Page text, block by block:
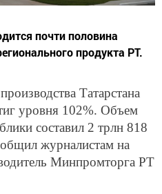
почти половина
продукта РТ.
Татарстана
уровня 102%. Объем
составил 2 трлн 818
журналистам на
Минпромторга РТ